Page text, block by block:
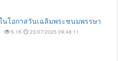
นโอกาสวันเฉลิมพระชนมพรรษา
5.1K 23/07/2025 09:48:11